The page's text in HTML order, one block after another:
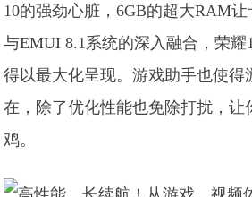
10的强劲心脏，6GB的超大RAM
与EMUI 8.1系统的深入融合，荣
得以最大化呈现。游戏助手也使得
在，除了优化性能也免除打扰，让
鸡。